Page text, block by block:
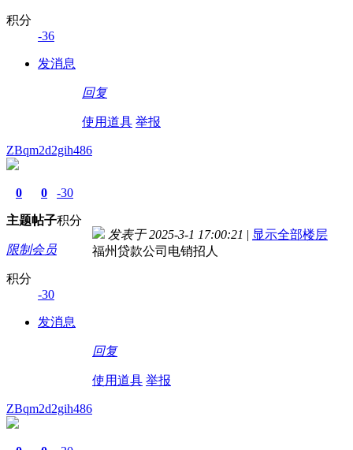
积分
-36
发消息
回复
使用道具 举报
ZBqm2d2gih486
0
主题
0
帖子
-30
积分
限制会员
积分
-30
发消息
发表于 2025-3-1 17:00:21 | 显示全部楼层
福州贷款公司电销招人
回复
使用道具 举报
ZBqm2d2gih486